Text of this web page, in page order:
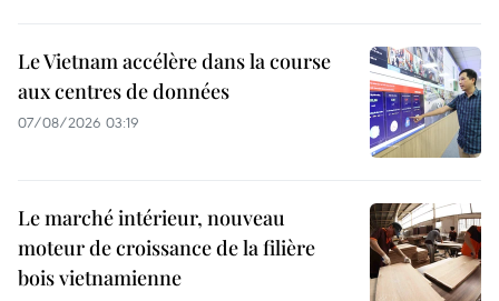
Le Vietnam accélère dans la course
aux centres de données
07/08/2026 03:19
Le marché intérieur, nouveau
moteur de croissance de la filière
bois vietnamienne